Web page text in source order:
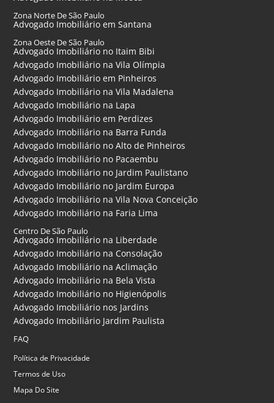
Zona Norte De São Paulo
Advogado Imobiliário em Santana
Zona Oeste De São Paulo
Advogado Imobiliário no Itaim Bibi
Advogado Imobiliário na Vila Olímpia
Advogado Imobiliário em Pinheiros
Advogado Imobiliário na Vila Madalena
Advogado Imobiliário na Lapa
Advogado Imobiliário em Perdizes
Advogado Imobiliário na Barra Funda
Advogado Imobiliário no Alto de Pinheiros
Advogado Imobiliário no Pacaembu
Advogado Imobiliário no Jardim Paulistano
Advogado Imobiliário no Jardim Europa
Advogado Imobiliário na Vila Nova Conceição
Advogado Imobiliário na Faria Lima
Centro De São Paulo
Advogado Imobiliário na Liberdade
Advogado Imobiliário na Consolação
Advogado Imobiliário na Aclimação
Advogado Imobiliário na Bela Vista
Advogado Imobiliário no Higienópolis
Advogado Imobiliário nos Jardins
Advogado Imobiliário Jardim Paulista
FAQ
Política de Privacidade
Termos de Uso
Mapa Do Site